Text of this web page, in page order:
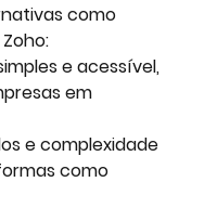
como
e acessível,
em
e complexidade
como